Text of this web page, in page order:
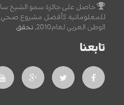
حاصل على جائزة سمو الشيخ
للمعلوماتية كأفضل مشروع صحي
الوطن العربي لعام2010,
تحقق.
تابعنا